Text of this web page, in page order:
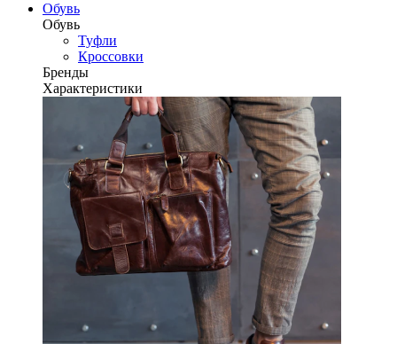
Обувь
Обувь
Туфли
Кроссовки
Бренды
Характеристики